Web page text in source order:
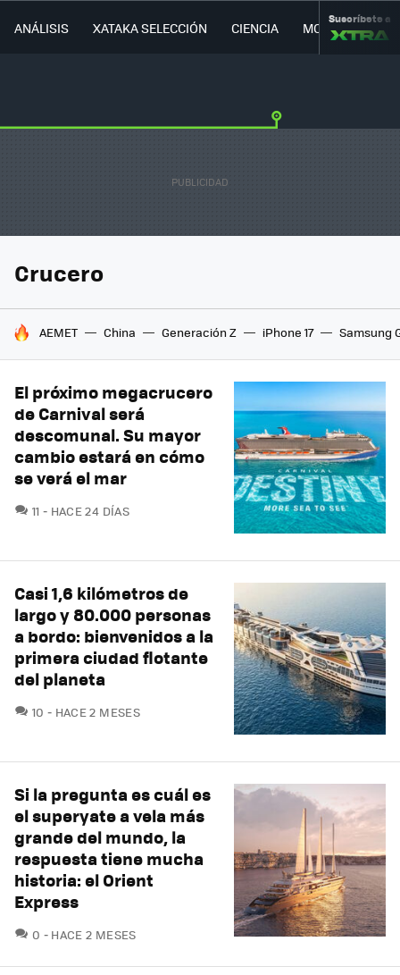
ANÁLISIS XATAKA SELECCIÓN CIENCIA MOVILIDAD
Suscríbete a
Crucero
HOY SE HABLA DE
AEMET China Generación Z iPhone 17 Samsung
El próximo megacrucero
de Carnival será
descomunal. Su mayor
cambio estará en cómo
se verá el mar
11 COMENTARIOS
HACE 24 DÍAS
Casi 1,6 kilómetros de
largo y 80.000 personas
a bordo: bienvenidos a la
primera ciudad flotante
del planeta
10 COMENTARIOS
HACE 2 MESES
Si la pregunta es cuál es
el superyate a vela más
grande del mundo, la
respuesta tiene mucha
historia: el Orient
Express
0 COMENTARIOS
HACE 2 MESES